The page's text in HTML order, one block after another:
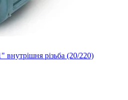
внутрішня різьба (20/220)